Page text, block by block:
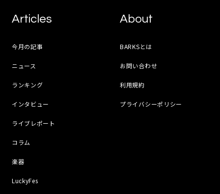
Articles
今月の記事
ニュース
ランキング
インタビュー
ライブレポート
コラム
楽器
LuckyFes
About
BARKSとは
お問い合わせ
利用規約
プライバシーポリシー